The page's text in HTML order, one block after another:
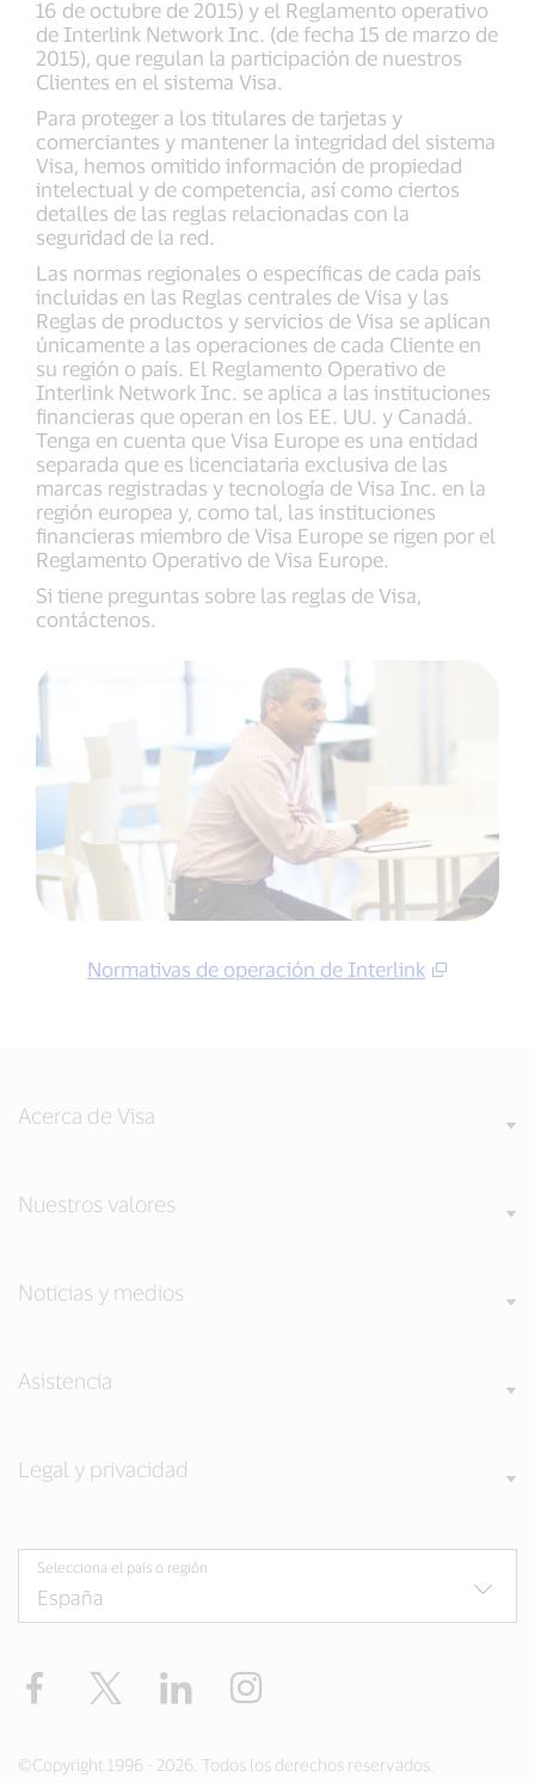
16 de octubre de 2015) y el Reglamento operativo
de Interlink Network Inc. (de fecha 15 de marzo de
2015), que regulan la participación de nuestros
Clientes en el sistema Visa.
Para proteger a los titulares de tarjetas y
comerciantes y mantener la integridad del sistema
Visa, hemos omitido información de propiedad
intelectual y de competencia, así como ciertos
detalles de las reglas relacionadas con la
seguridad de la red.
Las normas regionales o específicas de cada país
incluidas en las Reglas centrales de Visa y las
Reglas de productos y servicios de Visa se aplican
únicamente a las operaciones de cada Cliente en
su región o país. El Reglamento Operativo de
Interlink Network Inc. se aplica a las instituciones
financieras que operan en los EE. UU. y Canadá.
Tenga en cuenta que Visa Europe es una entidad
separada que es licenciataria exclusiva de las
marcas registradas y tecnología de Visa Inc. en la
región europea y, como tal, las instituciones
financieras miembro de Visa Europe se rigen por el
Reglamento Operativo de Visa Europe.
Si tiene preguntas sobre las reglas de Visa,
contáctenos.
Normativas de operación de Interlink
Acerca de Visa
Nuestros valores
Noticias y medios
Asistencia
Legal y privacidad
Selecciona el país o región
Facebook Twitter LinkedIn
©Copyright 1996 - 2026. Todos los derechos reservados.